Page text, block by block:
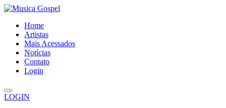
Home
Artistas
Mais Acessados
Notícias
Contato
Login
LOGIN